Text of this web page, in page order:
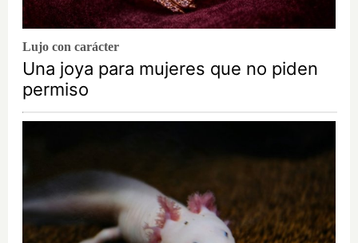
Lujo con carácter
Una joya para mujeres que no piden
permiso